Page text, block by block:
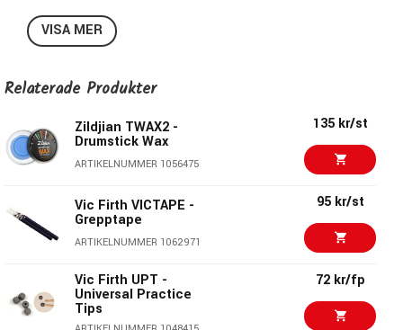
så sätt styra hur mycket extragrepp du behöver.
Levereras i en smidig liten burk för kladdfri förvaring.
Förvaringsburk ingår
Ger bätte grepp
Lätt att använda
Vic Firth behöver ingen större presentation...
namn, startade sin stocktillverkning 1963 har hans stockar
ansetts som dom bästa bland slagverkare välden över.
I deras sortiment finner du allt från stockar i Hickory
VISA MER
Relaterade Produkter
Zildjian TWAX2 -
Drumstick Wax
ARTIKELNUMMER 1056475
135 kr/st
Vic Firth VICTAPE -
Grepptape
ARTIKELNUMMER 1062971
95 kr/st
Vic Firth UPT -
Universal Practice
Tips
72 kr/fp